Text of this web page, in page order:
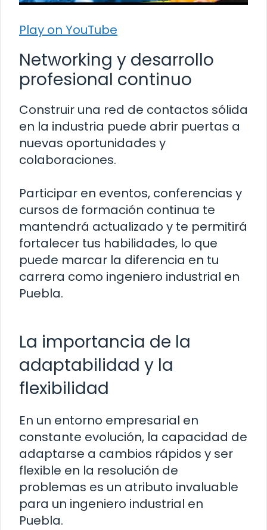
Play on YouTube
Networking y desarrollo
profesional continuo
Construir una red de contactos sólida
en la industria puede abrir puertas a
nuevas oportunidades y
colaboraciones.
Participar en eventos, conferencias y
cursos de formación continua te
mantendrá actualizado y te permitirá
fortalecer tus habilidades, lo que
puede marcar la diferencia en tu
carrera como ingeniero industrial en
Puebla.
La importancia de la
adaptabilidad y la
flexibilidad
En un entorno empresarial en
constante evolución, la capacidad de
adaptarse a cambios rápidos y ser
flexible en la resolución de
problemas es un atributo invaluable
para un ingeniero industrial en
Puebla.